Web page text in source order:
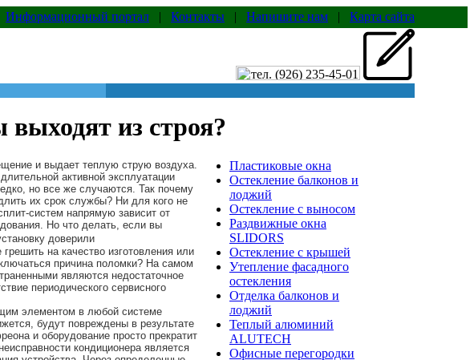
Информационный портал | Контакты | Напишите нам | Карта сайта
из строя?
и выдает теплую струю воздуха.
активной эксплуатации
но все же случаются. Так почему
их срок службы? Ни для кого не
систем напрямую зависит от
Но что делать, если вы
доверили
на качество изготовления или
причина поломки? На самом
являются недостаточное
периодического сервисного
элементом в любой системе
будут повреждены в результате
и оборудование просто прекратит
кондиционера является
Пластиковые окна
Остекление балконов и
лоджий
Остекление с выносом
Раздвижные окна
SLIDORS
Остекление с крышей
Утепление фасадного
остекления
Отделка балконов и
лоджий
Теплый алюминий
ALUTECH
Офисные перегородки